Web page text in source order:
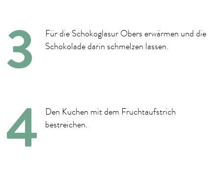
Für die Schokoglasur Obers erwärmen und die
Schokolade darin schmelzen lassen.
Den Kuchen mit dem Fruchtaufstrich
bestreichen.